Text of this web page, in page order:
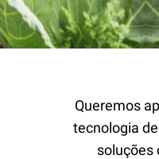
Queremos
tecnologia
soluções